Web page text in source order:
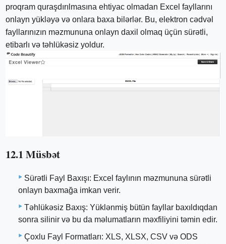
proqram quraşdırılmasına ehtiyac olmadan Excel fayllarını
onlayn yükləyə və onlara baxa bilərlər. Bu, elektron cədvəl
fayllarınızın məzmununa onlayn daxil olmaq üçün sürətli,
etibarlı və təhlükəsiz yoldur.
12.1 Müsbət
Sürətli Fayl Baxışı: Excel faylının məzmununa sürətli
onlayn baxmağa imkan verir.
Təhlükəsiz Baxış: Yüklənmiş bütün fayllar baxıldıqdan
sonra silinir və bu da məlumatların məxfiliyini təmin edir.
Çoxlu Fayl Formatları: XLS, XLSX, CSV və ODS